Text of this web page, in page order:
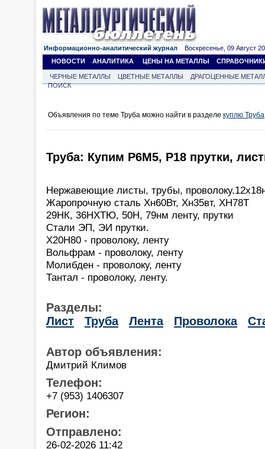
Информационно-аналитический журнал Воскресенье, 09 Август
НОВОСТИ
АНАЛИТИКА ЦЕНЫ НА МЕТАЛЛЫ
ЧЕРНЫЕ МЕТАЛЛЫ ЦВЕТНЫЕ МЕТАЛЛЫ
ДРАГОЦЕННЫЕ
ПОИСК
Объявления по теме Труба можно найти в разделе куплю Труба
Труба: Купим Р6М5, Р18 прутки,
Нержавеющие листы, трубы,
Жаропрочную сталь Хн60Вт, Хн35вт, ХН78Т
29НК, 36НХТЮ, 50Н, 79нм ленту, прутки
Стали ЭП, ЭИ прутки.
Х20Н80 - проволоку, ленту
Вольфрам - проволоку, ленту
Молибден - проволоку, ленту
Тантал - проволоку, ленту.
Разделы:
Лист
Труба Лента Проволока
Автор объявления:
Дмитрий Климов
Телефон:
+7 (953) 1406307
Регион:
Отправлено:
26-02-2026 11:42